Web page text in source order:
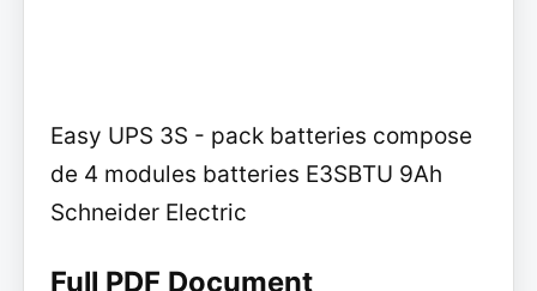
Easy UPS 3S - pack batteries compose
de 4 modules batteries E3SBTU 9Ah
Schneider Electric
Full PDF Document